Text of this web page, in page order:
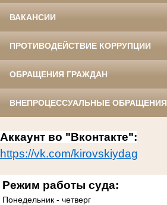
ВАКАНСИИ
ПРОТИВОДЕЙСТВИЕ КОРРУПЦИИ
ОБРАЩЕНИЯ ГРАЖДАН
ВНЕПРОЦЕССУАЛЬНЫЕ ОБРАЩЕНИЯ
Аккаунт во "Вконтакте":
https://vk.com/kirovskiydag
Режим работы суда:
Понедельник - четверг